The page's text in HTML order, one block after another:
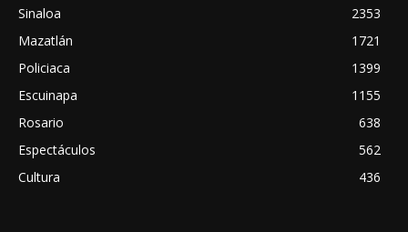
Sinaloa
2353
Mazatlán
1721
Policiaca
1399
Escuinapa
1155
Rosario
638
Espectáculos
562
Cultura
436